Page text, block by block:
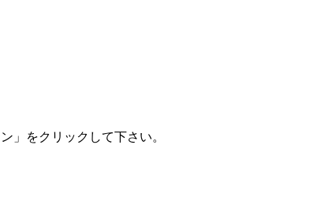
」をクリックして下さい。